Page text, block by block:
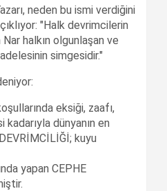
neden bu ismi verdiğini
"Halk devrimcilerin
Nar halkın olgunlaşan ve
simgesidir."
eksiği, zaafı,
dünyanın en
kuyu
yapan CEPHE